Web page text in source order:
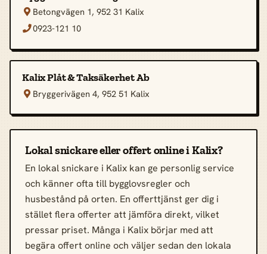
 Betongvägen 1, 952 31 Kalix
0923-121 10
Kalix Plåt & Taksäkerhet Ab
 Bryggerivägen 4, 952 51 Kalix
Lokal snickare eller offert online i Kalix?
En lokal snickare i Kalix kan ge personlig service
och känner ofta till bygglovsregler och
husbestånd på orten. En offerttjänst ger dig i
stället flera offerter att jämföra direkt, vilket
pressar priset. Många i Kalix börjar med att
begära offert online och väljer sedan den lokala